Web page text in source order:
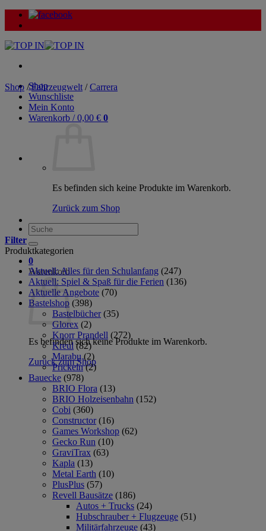
Zum
Inhalt
Shop
Wunschliste
Mein Konto
Warenkorb /0,00 € 0
Es befinden sich keine Produkte im Warenkorb.
Zurück zum Shop
Suche
nach:
0
Warenkorb
Es befinden sich keine Produkte im Warenkorb.
Zurück zum Shop
Shop / Fahrzeugwelt / Carrera
Filter
Produktkategorien
Aktuell: Alles für den Schulanfang (247)
Aktuell: Spiel & Spaß für die Ferien (136)
Aktuelle Angebote (70)
Bastelshop (398)
Bastelbücher (35)
Glorex (2)
Knorr Prandell (272)
Kreul (82)
Marabu (2)
Prickeln (2)
Bauecke (978)
BRIO Flora (13)
BRIO Holzeisenbahn (152)
Cobi (360)
Constructor (16)
Games Workshop (62)
Gecko Run (10)
GraviTrax (63)
Kapla (13)
Metal Earth (10)
PlusPlus (57)
Revell Bausätze (186)
Autos + Trucks (24)
Hubschrauber + Flugzeuge (51)
Militärfahrzeuge (43)